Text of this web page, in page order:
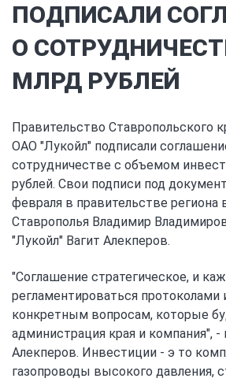
ПОДПИСАЛИ
О
МЛРД РУБЛЕЙ
Правительство Ставропольского
ОАО "Лукойл" подписали
сотрудничестве с объемом
рублей. Свои подписи под
февраля в правительстве региона
Ставрополья Владимир
"Лукойл" Вагит Алекперов.
"Соглашение стратегическое, и
регламентироваться протоколами
конкретным вопросам, которые
администрация края и компания",
Алекперов. Инвестиции - э то
газопроводы высокого давления,